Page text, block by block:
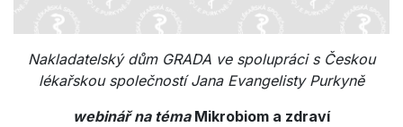
Nakladatelský dům GRADA ve spolupráci s Českou
lékařskou společností Jana Evangelisty Purkyně
webinář na téma Mikrobiom a zdraví